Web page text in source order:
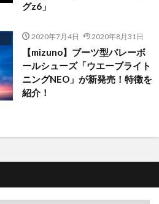
グz6」
2020年7月4日 2020年8月31日
【mizuno】ブーツ型バレーボ
ールシューズ「ウエーブライト
ニングNEO」が新発売！特徴を
紹介！